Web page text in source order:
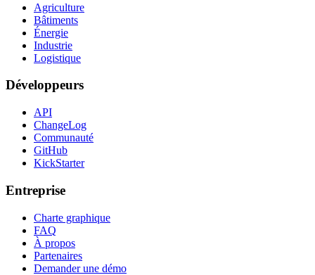
Agriculture
Bâtiments
Énergie
Industrie
Logistique
Développeurs
API
ChangeLog
Communauté
GitHub
KickStarter
Entreprise
Charte graphique
FAQ
À propos
Partenaires
Demander une démo